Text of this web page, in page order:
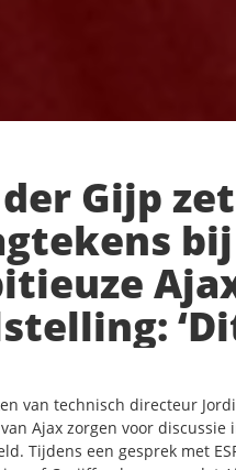
Gijp zet
bij
voor’
van technisch directeur
Ajax zorgen voor discussie
Tijdens een gesprek met